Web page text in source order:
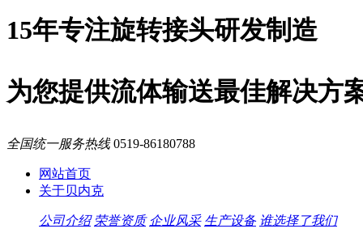
15年专注旋转接头研发制造
为您提供流体输送最佳解决方
全国统一服务热线0519-86180788
网站首页
关于贝内克
公司介绍 荣誉资质 企业风采 生产设备 谁选择了我们